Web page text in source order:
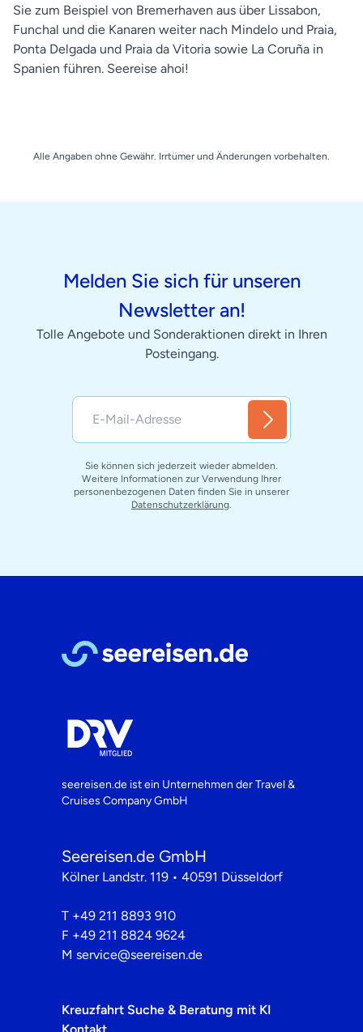
Sie zum Beispiel von Bremerhaven aus über Lissabon,
Funchal und die Kanaren weiter nach Mindelo und Praia,
Ponta Delgada und Praia da Vitoria sowie La Coruña in
Spanien führen. Seereise ahoi!
Alle Angaben ohne Gewähr. Irrtümer und Änderungen vorbehalten.
Melden Sie sich für unseren
Newsletter an!
Tolle Angebote und Sonderaktionen direkt in Ihren
Posteingang.
Sie können sich jederzeit wieder abmelden.
Weitere Informationen zur Verwendung Ihrer
personenbezogenen Daten finden Sie in unserer
Datenschutzerklärung.
seereisen.de ist ein Unternehmen derTravel &
Cruises Company GmbH
Seereisen.de GmbH
Kölner Landstr. 119 • 40591 Düsseldorf
T +49 211 8893 910
F +49 211 8824 9624
M service@seereisen.de
Kreuzfahrt Suche & Beratung mit KI